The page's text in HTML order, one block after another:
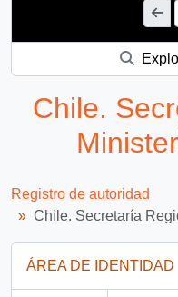
Chile.
Registro de autoridad
Chile. Secretaría
ÁREA DE IDENTIDAD